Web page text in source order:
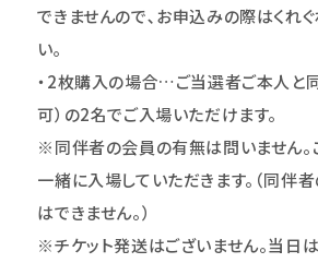
できませんので､お申込みの際はくれ
い｡
・2枚購入の場合…ご当選者ご本人と
可）の2名でご入場いただけます。
※同伴者の会員の有無は問いません。
一緒に入場していただきます。（同伴
はできません。）
※チケット発送はございません。当日